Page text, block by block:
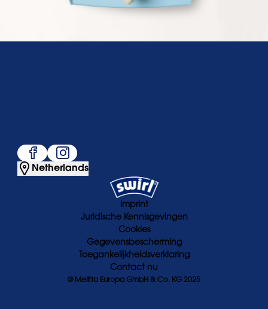
Netherlands
© Melitta Europa GmbH & Co. KG 2025
Imprint
Juridische Kennisgevingen
Cookies
Gegevensbescherming
Toegankelijkheidsverklaring
Contact nu